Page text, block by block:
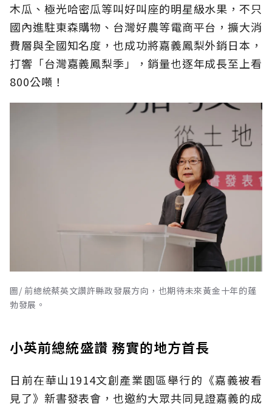
木瓜、極光哈密瓜等叫好叫座的明星級水果，不只
國內進駐東森購物、台灣好農等電商平台，擴大消
費層與全國知名度，也成功將嘉義鳳梨外銷日本，
打響「台灣嘉義鳳梨季」，銷量也逐年成長至上看
800公噸！
圖/ 前總統蔡英文讚許縣政發展方向，也期待未來黃金十年的蓬
勃發展。
小英前總統盛讚 務實的地方首長
日前在華山1914文創產業園區舉行的《嘉義被看
見了》新書發表會，也邀約大眾共同見證嘉義的成